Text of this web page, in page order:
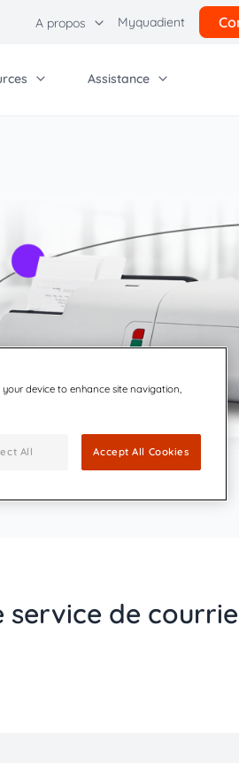
A propos Myquadient
Assistance
Envoi et expédition avancés
Courrier de production
service de
device to enhance site navigation,
All Accept All Cookies